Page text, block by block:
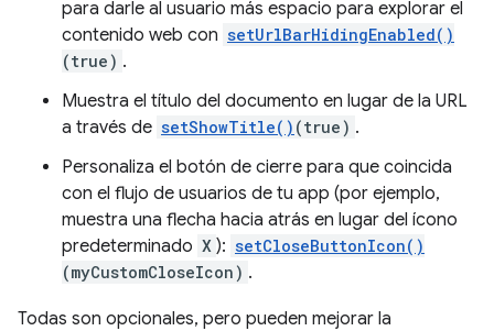
para darle al usuario más espacio para explorar el
contenido web con setUrlBarHidingEnabled()
(true) .
Muestra el título del documento en lugar de la URL
a través de setShowTitle() (true) .
Personaliza el botón de cierre para que coincida
con el flujo de usuarios de tu app (por ejemplo,
muestra una flecha hacia atrás en lugar del ícono
predeterminado X ): setCloseButtonIcon()
(myCustomCloseIcon) .
Todas son opcionales, pero pueden mejorar la